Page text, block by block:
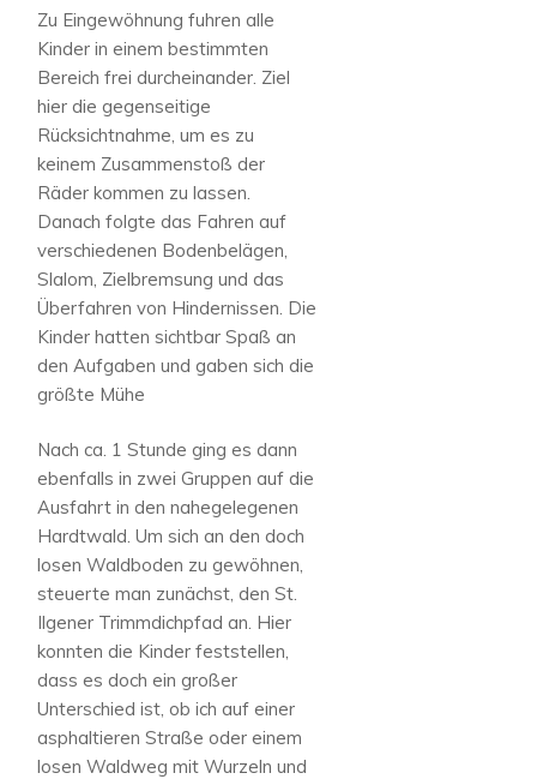
Zu Eingewöhnung fuhren alle
Kinder in einem bestimmten
Bereich frei durcheinander. Ziel
hier die gegenseitige
Rücksichtnahme, um es zu
keinem Zusammenstoß der
Räder kommen zu lassen.
Danach folgte das Fahren auf
verschiedenen Bodenbelägen,
Slalom, Zielbremsung und das
Überfahren von Hindernissen. Die
Kinder hatten sichtbar Spaß an
den Aufgaben und gaben sich die
größte Mühe
Nach ca. 1 Stunde ging es dann
ebenfalls in zwei Gruppen auf die
Ausfahrt in den nahegelegenen
Hardtwald. Um sich an den doch
losen Waldboden zu gewöhnen,
steuerte man zunächst, den St.
Ilgener Trimmdichpfad an. Hier
konnten die Kinder feststellen,
dass es doch ein großer
Unterschied ist, ob ich auf einer
asphaltieren Straße oder einem
losen Waldweg mit Wurzeln und